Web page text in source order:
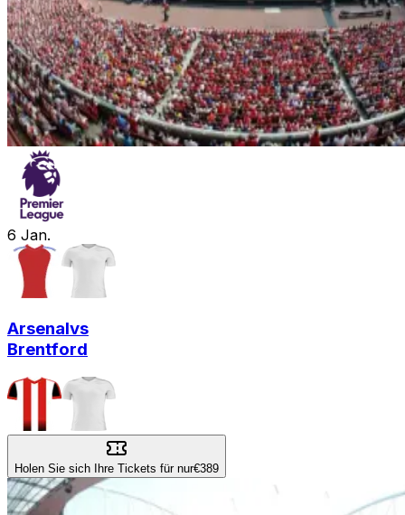
6 Jan.
Arsenalvs
Brentford
Holen Sie sich Ihre Tickets für nur€389